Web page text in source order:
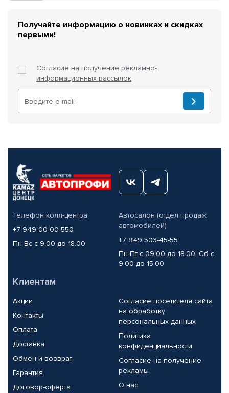
Получайте информацию о новинках и скидках
первыми!
Согласие на получение рекламно-
информационных рассылок
Телефон колл-центра
+7 949 00-00-550
Пн-Вс с 9.00 до 18.00
Автосалон (отдел продаж
автомобилей)
+7 949 503-45-55
Пн-Пт с 09.00 до 18.00, Сб с
9.00 до 15.00
Клиентам
Акции
Контакты
Оплата
Доставка
Обмен и возврат
Гарантия
Договор-оферта
Согласие посетителя сайта
на обработку
персональных данных
Политика
конфиденциальности
Согласие на получение
рекламы
О нас